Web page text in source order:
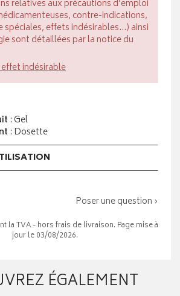
relatives aux précautions d’emploi
contre-indications,
spéciales, effets indésirables...) ainsi
sont détaillées par la notice du
indésirable
: Gel
: Dosette
Poser une question ›
la TVA - hors frais de livraison. Page mise à
jour le 03/08/2026.
ÉGALEMENT